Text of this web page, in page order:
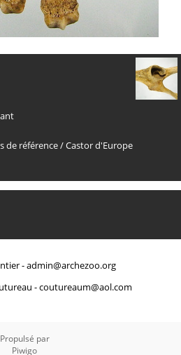
de référence/Castor d'Europe
-admin@archezoo.org
-coutureaum@aol.com
Propulsé par
Piwigo